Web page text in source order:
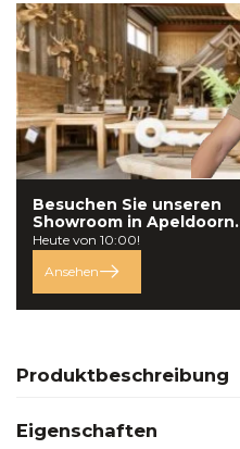
Besuchen Sie unseren
Showroom in Apeldoorn.
Heute von 10:00!
Ansehen
Produktbeschreibung
Eigenschaften